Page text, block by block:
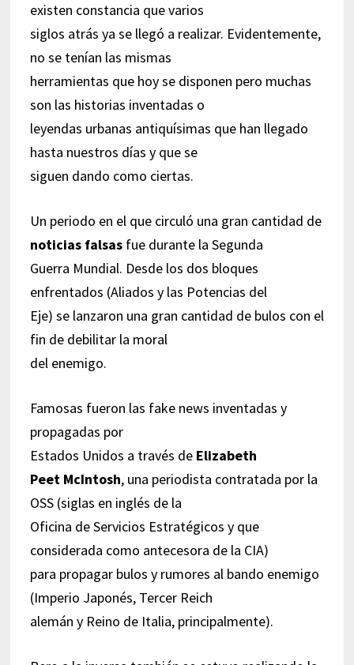
existen constancia que varios
siglos atrás ya se llegó a realizar. Evidentemente,
no se tenían las mismas
herramientas que hoy se disponen pero muchas
son las historias inventadas o
leyendas urbanas antiquísimas que han llegado
hasta nuestros días y que se
siguen dando como ciertas.
Un periodo en el que circuló una gran cantidad de
noticias falsasfue durante la Segunda
Guerra Mundial. Desde los dos bloques
enfrentados (Aliados y las Potencias del
Eje) se lanzaron una gran cantidad de bulos con el
fin de debilitar la moral
del enemigo.
Famosas fueron las fake news inventadas y
propagadas por
Estados Unidos a través de Elizabeth
Peet McIntosh, una periodista contratada por la
OSS (siglas en inglés de la
Oficina de Servicios Estratégicos y que
considerada como antecesora de la CIA)
para propagar bulos y rumores al bando enemigo
(Imperio Japonés, Tercer Reich
alemán y Reino de Italia, principalmente).